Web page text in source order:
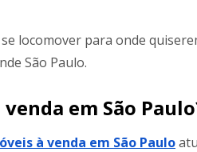
locomover para onde
São Paulo.
em São
à venda em São Paulo